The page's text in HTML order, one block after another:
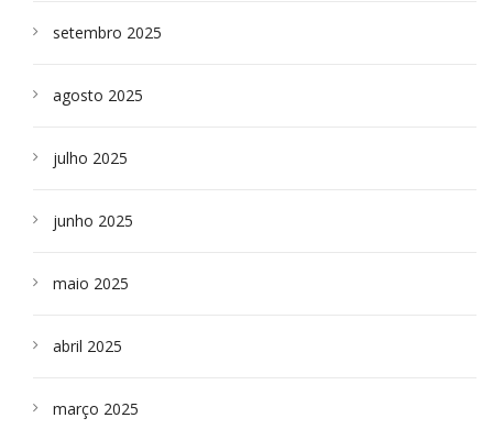
setembro 2025
agosto 2025
julho 2025
junho 2025
maio 2025
abril 2025
março 2025